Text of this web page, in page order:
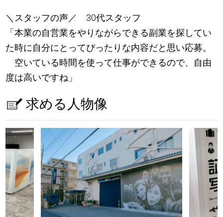
＼スタッフの声／ 30代スタッフ
「本業の自営業をやりながらできる副業を探してい
た時に自分にとってぴったりな内容だと思い応募。
空いている時間を使って仕事ができるので、自由
度は高いですね」
求める人物像